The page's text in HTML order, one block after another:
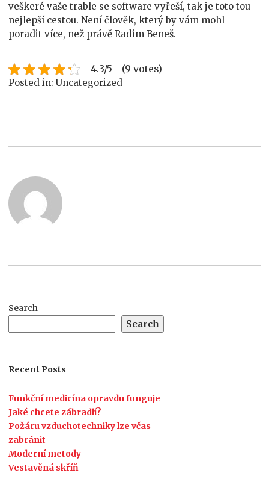
veškeré vaše trable se software vyřeší, tak je toto tou
nejlepší cestou. Není člověk, který by vám mohl
poradit více, než právě Radim Beneš.
4.3/5 - (9 votes)
Posted in: Uncategorized
Search
Search
Recent Posts
Funkční medicína opravdu funguje
Jaké chcete zábradlí?
Požáru vzduchotechniky lze včas
zabránit
Moderní metody
Vestavěná skříň